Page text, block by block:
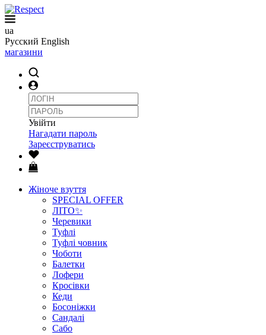
ua
Русский English
магазини
Увійти
Нагадати пароль
Зареєструватись
Жіноче взуття
SPECIAL OFFER
ЛІТО✨
Черевики
Туфлі
Туфлі човник
Чоботи
Балетки
Лофери
Кросівки
Кеди
Босоніжки
Сандалі
Сабо